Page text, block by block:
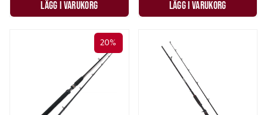
LÄGG I VARUKORG LÄGG I VARUKORG
20%